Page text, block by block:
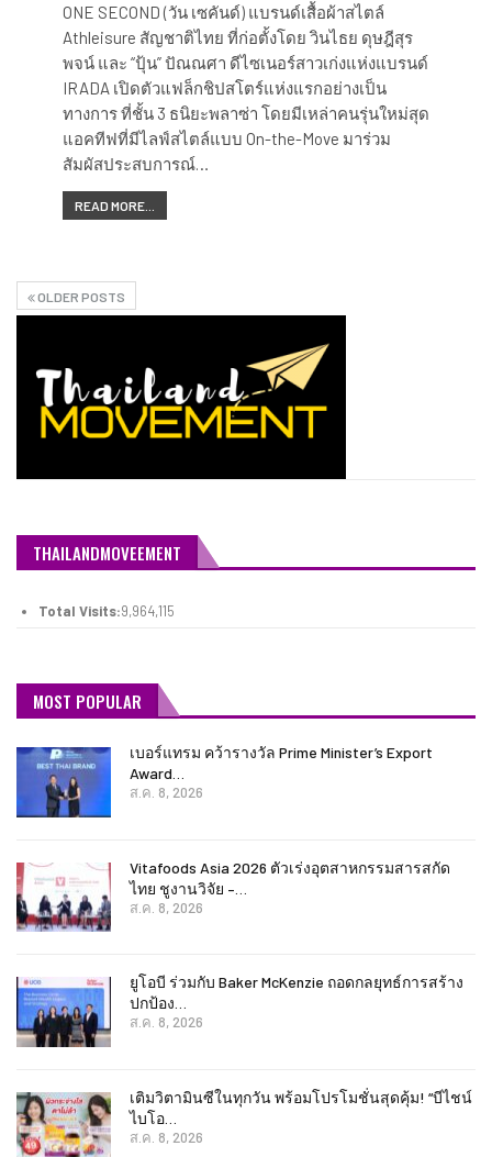
ONE SECOND (วัน เซคันด์) แบรนด์เสื้อผ้าสไตล์
Athleisure สัญชาติไทย ที่ก่อตั้งโดย วินไธย ดุษฎีสุร
พจน์ และ “ปุ้น” ปัณณศา ดีไซเนอร์สาวเก่งแห่งแบรนด์
IRADA เปิดตัวแฟล็กชิปสโตร์แห่งแรกอย่างเป็น
ทางการ ที่ชั้น 3 ธนิยะพลาซ่า โดยมีเหล่าคนรุ่นใหม่สุด
แอคทีฟที่มีไลฟ์สไตล์แบบ On-the-Move มาร่วม
สัมผัสประสบการณ์…
READ MORE...
OLDER POSTS
THAILANDMOVEEMENT
Total Visits:9,964,115
MOST POPULAR
เบอร์แทรม คว้ารางวัล Prime Minister’s Export
Award…
ส.ค. 8, 2026
Vitafoods Asia 2026 ตัวเร่งอุตสาหกรรมสารสกัด
ไทย ชูงานวิจัย –…
ส.ค. 8, 2026
ยูโอบี ร่วมกับ Baker McKenzie ถอดกลยุทธ์การสร้าง
ปกป้อง…
ส.ค. 8, 2026
เติมวิตามินซีในทุกวัน พร้อมโปรโมชั่นสุดคุ้ม! “บีไชน์
ไบโอ…
ส.ค. 8, 2026